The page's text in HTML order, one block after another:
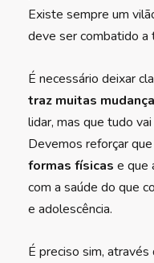
Existe sempre um
deve ser combatido a
É necessário deixar
traz muitas
lidar, mas que tudo
Devemos reforçar
formas físicas e que
com a saúde do que
e adolescência.
É preciso sim,